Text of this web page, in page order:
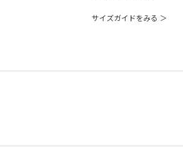
サイズガイドをみる ＞